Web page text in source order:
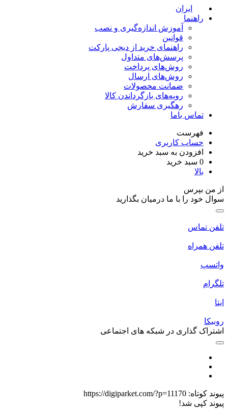
ایران
راهنما
آموزش اندازه‌گیری و نصب
قوانین
راهنمای خرید از دیجی پارکت
پرسش‌های متداول
روش‌های پرداخت
روش‌های ارسال
ضمانت محصولات
رویه‌های بازگرداندن کالا
رهگیری سفارش
تماس باما
فهرست
حساب کاربری
افزودن به سبد خرید
سبد خرید
بالا
من بپرس
خود را با ما درمیان بگذارید
تماس
همراه
گذاری در شبکه های اجتماعی
کوتاه:https://digiparket.com/?p=11170
کپی شد!